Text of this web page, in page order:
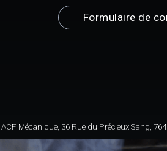
Formulaire de
ACF Mécanique, 36 Rue du Précieux Sang,